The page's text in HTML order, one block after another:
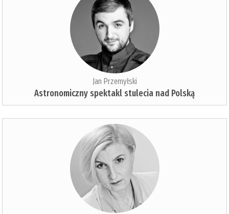
Jan Przemyłski
Astronomiczny spektakl stulecia nad Polską